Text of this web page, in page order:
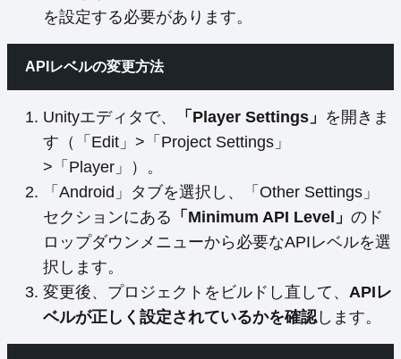
を設定する必要があります。
APIレベルの変更方法
Unityエディタで、 「Player Settings」 を開きま
す（「Edit」>「Project Settings」
>「Player」）。
「Android」タブを選択し、「Other Settings」
セクションにある 「Minimum API Level」 のド
ロップダウンメニューから必要なAPIレベルを選
択します。
変更後、プロジェクトをビルドし直して、 APIレ
ベルが正しく設定されているかを確認します。